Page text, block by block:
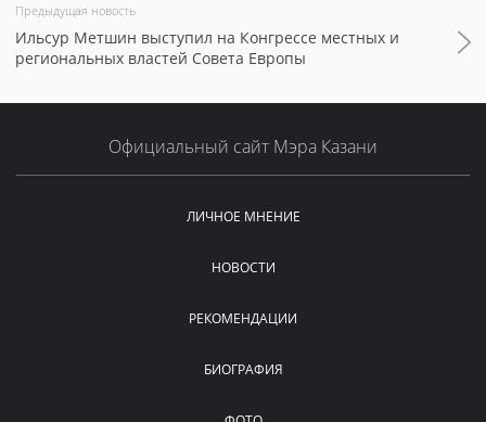
Предыдущая новость
Ильсур Метшин выступил на Конгрессе местных и
региональных властей Совета Европы
Официальный сайт Мэра Казани
ЛИЧНОЕ МНЕНИЕ
НОВОСТИ
РЕКОМЕНДАЦИИ
БИОГРАФИЯ